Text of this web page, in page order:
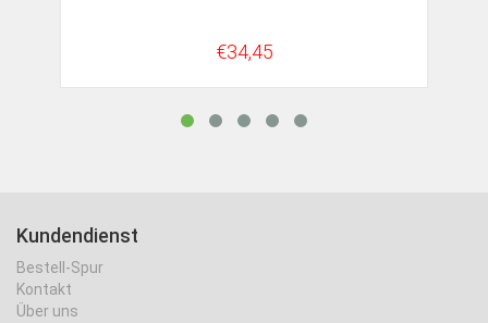
€34,45
Kundendienst
Bestell-Spur
Kontakt
Über uns